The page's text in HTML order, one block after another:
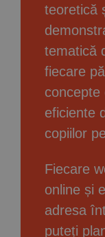
teoretică
tematică
fiecare
concepte
eficiente
copiilor
Fiecare
online și
adresa
puteți